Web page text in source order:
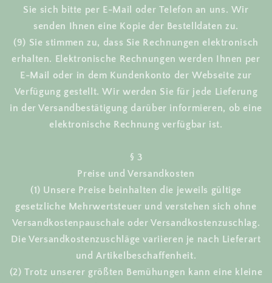
Sie sich bitte per E-Mail oder Telefon an uns. Wir
senden Ihnen eine Kopie der Bestelldaten zu.
(9) Sie stimmen zu, dass Sie Rechnungen elektronisch
erhalten. Elektronische Rechnungen werden Ihnen per
E-Mail oder in dem Kundenkonto der Webseite zur
Verfügung gestellt. Wir werden Sie für jede Lieferung
in der Versandbestätigung darüber informieren, ob eine
elektronische Rechnung verfügbar ist.
§ 3
Preise und Versandkosten
(1) Unsere Preise beinhalten die jeweils gültige
gesetzliche Mehrwertsteuer und verstehen sich ohne
Versandkostenpauschale oder Versandkostenzuschlag.
Die Versandkostenzuschläge variieren je nach Lieferart
und Artikelbeschaffenheit.
(2) Trotz unserer größten Bemühungen kann eine kleine